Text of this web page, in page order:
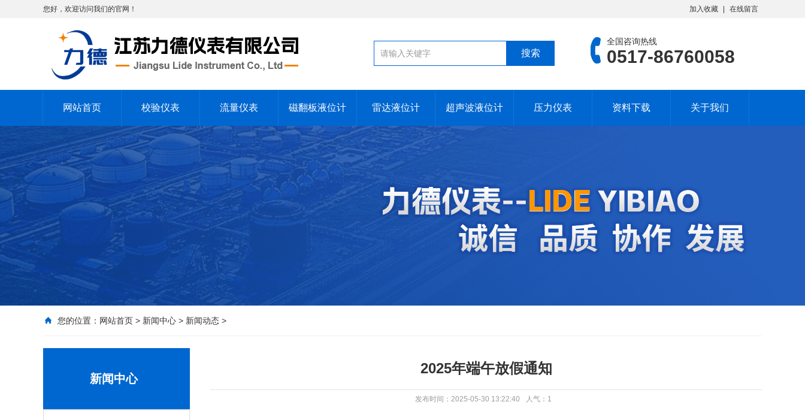
您好，欢迎访问我们的官网！ 加入收藏 在线留言
全国咨询热线
0517-86760058
网站首页 校验仪表 流量仪表 磁翻板液位计 雷达液位计 超声波液位计 压力仪表 资料下载 关于我们
您的位置： 网站首页 > 新闻中心 > 新闻动态 >
新闻中心
2025年端午放假通知
发布时间：2025-05-30 13:22:40 人气： 1